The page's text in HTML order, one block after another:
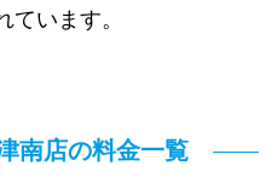
います。
南店の料金一覧